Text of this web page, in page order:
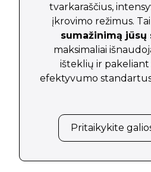
tvarkaraščius,
įkrovimo režimus.
sumažinimą jūsų
maksimaliai
išteklių ir
efektyvumo
Pritaikykite